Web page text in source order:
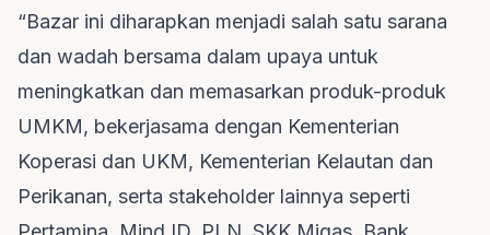
“Bazar ini diharapkan menjadi salah satu sarana
dan wadah bersama dalam upaya untuk
meningkatkan dan memasarkan produk-produk
UMKM, bekerjasama dengan Kementerian
Koperasi dan UKM, Kementerian Kelautan dan
Perikanan, serta stakeholder lainnya seperti